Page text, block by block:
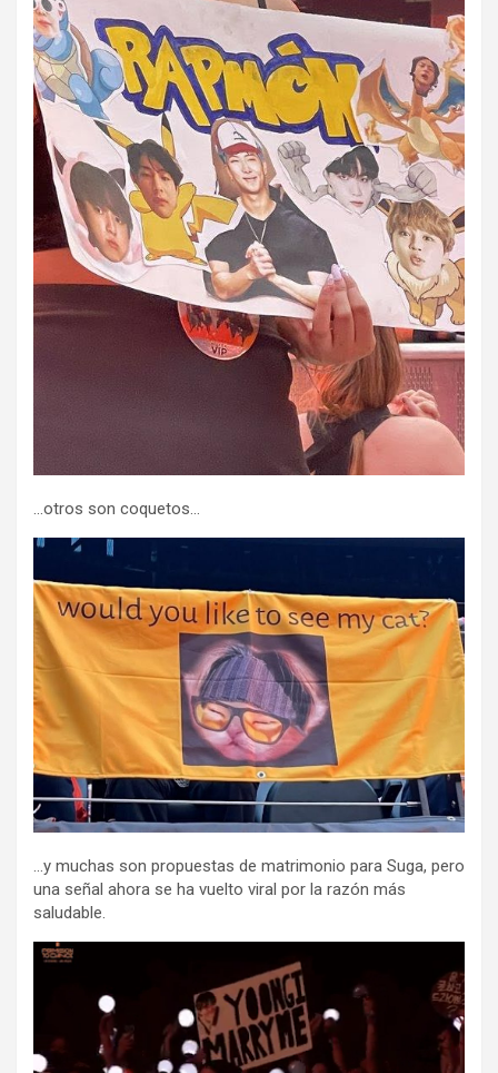
…otros son coquetos…
…y muchas son propuestas de matrimonio para Suga, pero
una señal ahora se ha vuelto viral por la razón más
saludable.